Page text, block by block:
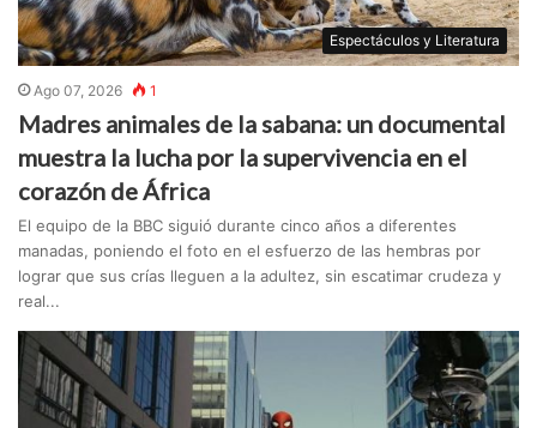
Espectáculos y Literatura
Ago 07, 2026 1
Madres animales de la sabana: un documental
muestra la lucha por la supervivencia en el
corazón de África
El equipo de la BBC siguió durante cinco años a diferentes
manadas, poniendo el foto en el esfuerzo de las hembras por
lograr que sus crías lleguen a la adultez, sin escatimar crudeza y
real...